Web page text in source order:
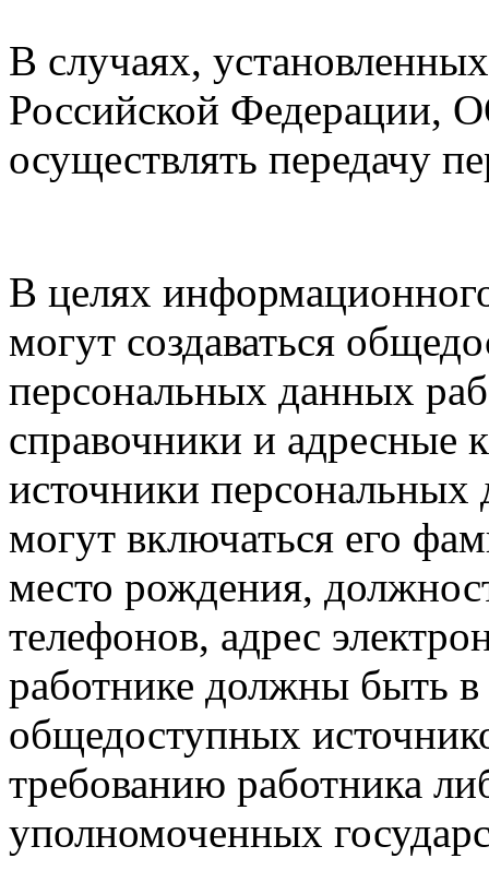
В случаях,
Российской Федерации,
осуществлять передачу
В целях
могут создаваться
персональных данных
справочники и адресные
источники персональных
могут включаться его
место рождения,
телефонов, адрес
работнике должны быть
общедоступных
требованию работника
уполномоченных